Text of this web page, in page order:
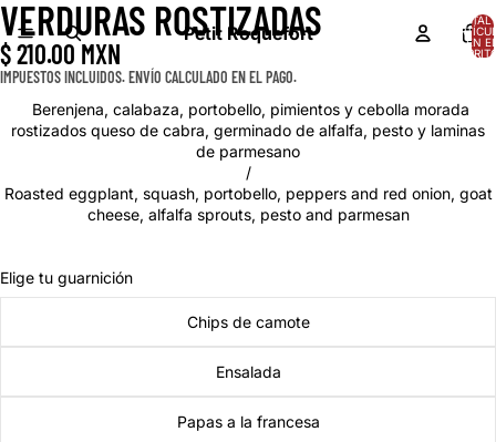
Petit Roquefort
TOTAL
EN
ABRIR
IMAGEN
A
PANTALLA
VERDURAS ROSTIZADAS
$ 210.00 MXN
IMPUESTOS INCLUIDOS. ENVÍO CALCULADO EN EL PAGO.
Berenjena, calabaza, portobello, pimientos y cebolla morada
rostizados queso de cabra, germinado de alfalfa, pesto y laminas
de parmesano
/
Roasted eggplant, squash, portobello, peppers and red onion, goat
cheese, alfalfa sprouts, pesto and parmesan
Elige tu guarnición
Chips de camote
Ensalada
Papas a la francesa